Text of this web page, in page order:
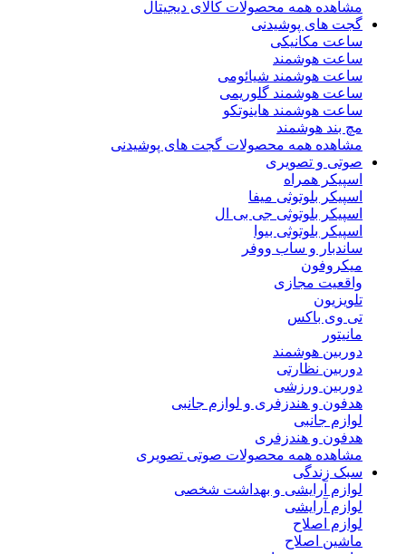
مشاهده همه محصولات کالای دیجیتال
گجت های پوشیدنی
ساعت مکانیکی
ساعت هوشمند
ساعت هوشمند شیائومی
ساعت هوشمند گلوریمی
ساعت هوشمند هاینوتکو
مچ بند هوشمند
مشاهده همه محصولات گجت های پوشیدنی
صوتی و تصویری
اسپیکر همراه
اسپیکر بلوتوثی میفا
اسپیکر بلوتوثی جی بی ال
اسپیکر بلوتوثی بیوا
ساندبار و ساب ووفر
میکروفون
واقعیت مجازی
تلویزیون
تی وی باکس
مانیتور
دوربین هوشمند
دوربین نظارتی
دوربین ورزشی
هدفون و هندزفری و لوازم جانبی
لوازم جانبی
هدفون و هندزفری
مشاهده همه محصولات صوتی تصویری
سبک زندگی
لوازم آرایشی و بهداشت شخصی
لوازم آرایشی
لوازم اصلاح
ماشین اصلاح